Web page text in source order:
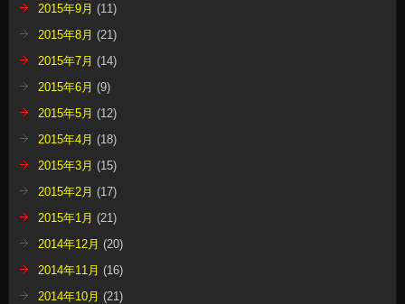
2015年9月 (11)
2015年8月 (21)
2015年7月 (14)
2015年6月 (9)
2015年5月 (12)
2015年4月 (18)
2015年3月 (15)
2015年2月 (17)
2015年1月 (21)
2014年12月 (20)
2014年11月 (16)
2014年10月 (21)